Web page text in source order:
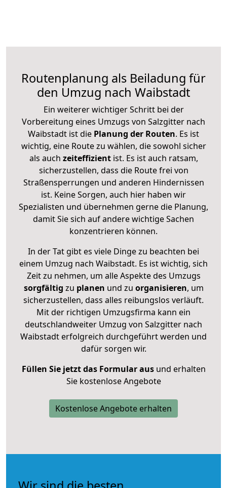
Routenplanung als Beiladung für
den Umzug nach Waibstadt
Ein weiterer wichtiger Schritt bei der
Vorbereitung eines Umzugs von Salzgitter nach
Waibstadt ist die Planung der Routen. Es ist
wichtig, eine Route zu wählen, die sowohl sicher
als auch zeiteffizientist. Es ist auch ratsam,
sicherzustellen, dass die Route frei von
Straßensperrungen und anderen Hindernissen
ist. Keine Sorgen, auch hier haben wir
Spezialisten und übernehmen gerne die Planung,
damit Sie sich auf andere wichtige Sachen
konzentrieren können.
In der Tat gibt es viele Dinge zu beachten bei
einem Umzug nach Waibstadt. Es ist wichtig, sich
Zeit zu nehmen, um alle Aspekte des Umzugs
sorgfältig zu planen und zu organisieren, um
sicherzustellen, dass alles reibungslos verläuft.
Mit der richtigen Umzugsfirma kann ein
deutschlandweiter Umzug von Salzgitter nach
Waibstadt erfolgreich durchgeführt werden und
dafür sorgen wir.
Füllen Sie jetzt das Formular ausund erhalten
Sie kostenlose Angebote
Kostenlose Angebote erhalten